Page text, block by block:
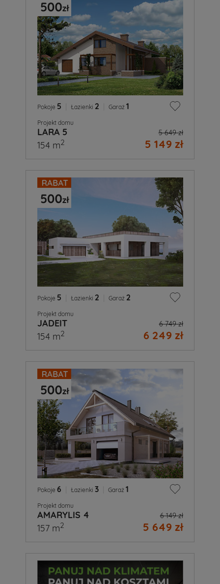
Pokoje 5 Łazienki 2 Garaż 1
Projekt domu
LARA 5 5 649 zł
5 149 zł
154 m2
Pokoje 5 Łazienki 2 Garaż 2
Projekt domu
JADEIT 6 749 zł
6 249 zł
154 m2
Pokoje 6 Łazienki 3 Garaż 1
Projekt domu
AMARYLIS 4 6 149 zł
5 649 zł
157 m2